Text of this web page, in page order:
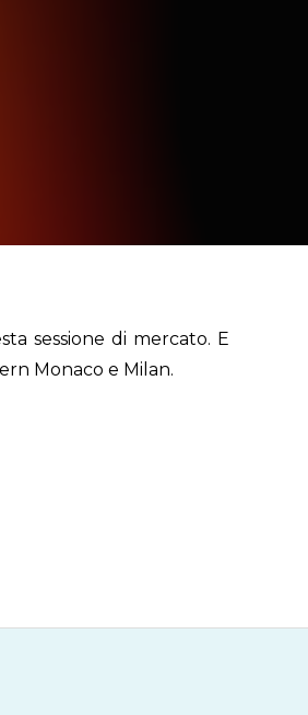
sessione di mercato. E
Monaco e Milan.